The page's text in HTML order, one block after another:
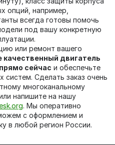
опций, например,
всегда готовы помочь
под вашу конкретную
или ремонт вашего
качественный двигатель
сейчас и обеспечьте
Сделать заказ очень
многоканальному
напишите на нашу
. Мы оперативно
с оформлением и
в любой регион России.